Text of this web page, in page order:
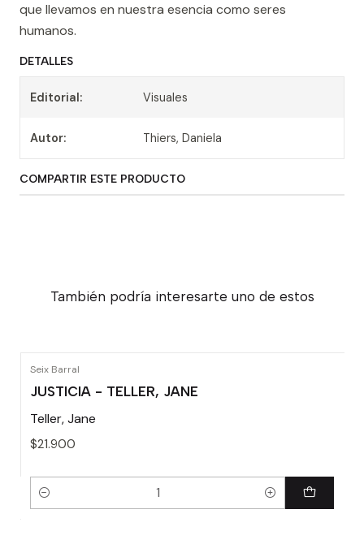
que llevamos en nuestra esencia como seres
humanos.
DETALLES
Editorial: Visuales
Autor: Thiers, Daniela
COMPARTIR ESTE PRODUCTO
También podría interesarte uno de estos
Seix Barral
JUSTICIA - TELLER, JANE
Teller, Jane
$21.900
Cantidad